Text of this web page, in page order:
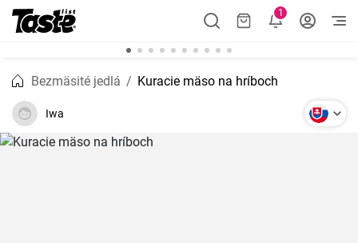
1
Bezmäsité jedlá Kuracie mäso na hríboch
Iwa